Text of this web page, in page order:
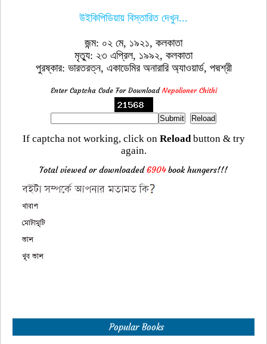
উইকিপিডিয়ায় বিস্তারিত দেখুন...
জন্ম: ০২ মে, ১৯২১, কলকাতা
মৃত্যু: ২৩ এপ্রিল, ১৯৯২, কলকাতা
পুরষ্কার: ভারতরত্ন, একাডেমির অনারারি অ্যাওয়ার্ড, পদ্মশ্রী
Enter Captcha Code For Download Nepolioner Chithi
If captcha not working, click on Reloadbutton & try
again.
Total viewed or downloaded 6904book hungers!!!
Popular Books